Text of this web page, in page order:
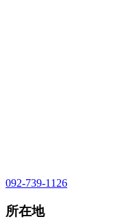
092-739-1126
所在地